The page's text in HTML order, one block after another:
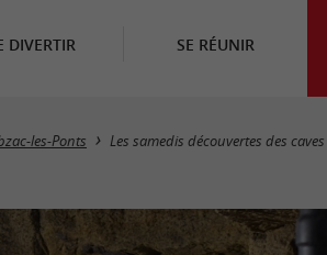
DIVERTIR SE RÉUNIR
les-Ponts Les samedis découvertes des